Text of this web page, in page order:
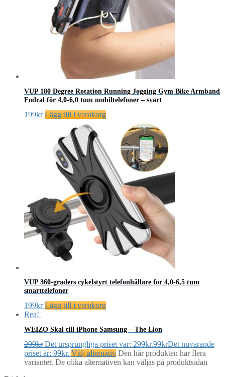
VUP 180 Degree Rotation Running Jogging Gym Bike Armband
Fodral för 4,0-6,0 tum mobiltelefoner – svart
199kr Lägg till i varukorg
VUP 360-graders cykelstyrt telefonhållare för 4,0-6,5 tum
smarttelefoner
199kr Lägg till i varukorg
Rea!
WEIZO Skal till iPhone Samsung – The Lion
299kr Det ursprungliga priset var: 299kr.99krDet nuvarande
priset är: 99kr. Välj alternativ Den här produkten har flera
varianter. De olika alternativen kan väljas på produktsidan